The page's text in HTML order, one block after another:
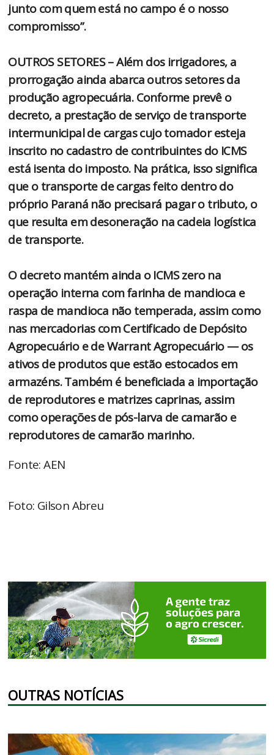
junto com quem está no campo é o nosso
compromisso”.
OUTROS SETORES – Além dos irrigadores, a
prorrogação ainda abarca outros setores da
produção agropecuária. Conforme prevê o
decreto, a prestação de serviço de transporte
intermunicipal de cargas cujo tomador esteja
inscrito no cadastro de contribuintes do ICMS
está isenta do imposto. Na prática, isso significa
que o transporte de cargas feito dentro do
próprio Paraná não precisará pagar o tributo, o
que resulta em desoneração na cadeia logística
de transporte.
O decreto mantém ainda o ICMS zero na
operação interna com farinha de mandioca e
raspa de mandioca não temperada, assim como
nas mercadorias com Certificado de Depósito
Agropecuário e de Warrant Agropecuário — os
ativos de produtos que estão estocados em
armazéns. Também é beneficiada a importação
de reprodutores e matrizes caprinas, assim
como operações de pós-larva de camarão e
reprodutores de camarão marinho.
Fonte: AEN
Foto: Gilson Abreu
OUTRAS NOTÍCIAS